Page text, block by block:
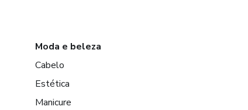
Moda e beleza
Cabelo
Estética
Manicure